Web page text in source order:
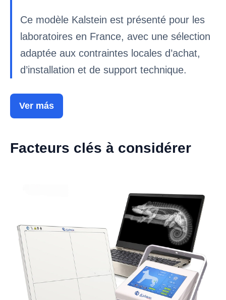
Ce modèle Kalstein est présenté pour les
laboratoires en France, avec une sélection
adaptée aux contraintes locales d’achat,
d’installation et de support technique.
Ver más
Facteurs clés à considérer